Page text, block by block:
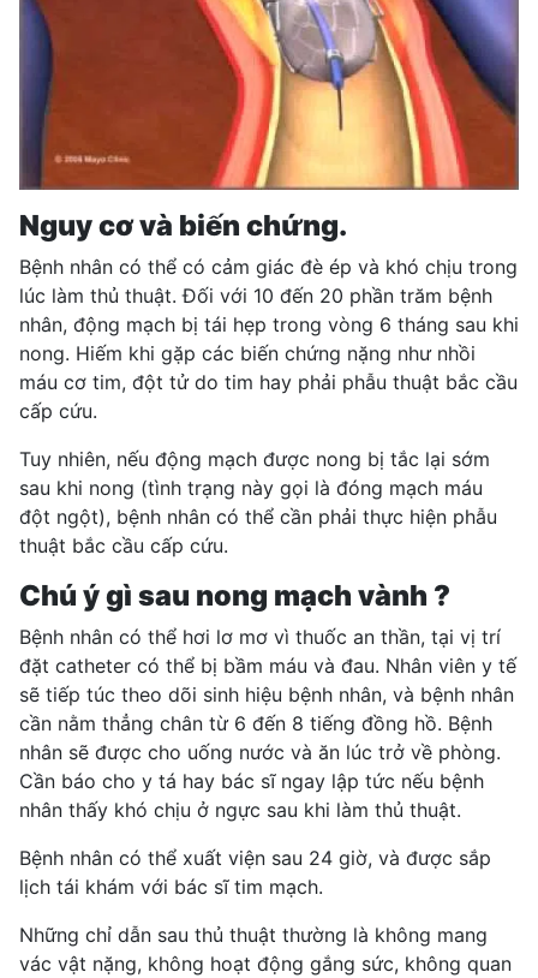
Nguy cơ và biến chứng.
Bệnh nhân có thể có cảm giác đè ép và khó chịu trong
lúc làm thủ thuật. Đối với 10 đến 20 phần trăm bệnh
nhân, động mạch bị tái hẹp trong vòng 6 tháng sau khi
nong. Hiếm khi gặp các biến chứng nặng như nhồi
máu cơ tim, đột tử do tim hay phải phẫu thuật bắc cầu
cấp cứu.
Tuy nhiên, nếu động mạch được nong bị tắc lại sớm
sau khi nong (tình trạng này gọi là đóng mạch máu
đột ngột), bệnh nhân có thể cần phải thực hiện phẫu
thuật bắc cầu cấp cứu.
Chú ý gì sau nong mạch vành ?
Bệnh nhân có thể hơi lơ mơ vì thuốc an thần, tại vị trí
đặt catheter có thể bị bầm máu và đau. Nhân viên y tế
sẽ tiếp túc theo dõi sinh hiệu bệnh nhân, và bệnh nhân
cần nằm thẳng chân từ 6 đến 8 tiếng đồng hồ. Bệnh
nhân sẽ được cho uống nước và ăn lúc trở về phòng.
Cần báo cho y tá hay bác sĩ ngay lập tức nếu bệnh
nhân thấy khó chịu ở ngực sau khi làm thủ thuật.
Bệnh nhân có thể xuất viện sau 24 giờ, và được sắp
lịch tái khám với bác sĩ tim mạch.
Những chỉ dẫn sau thủ thuật thường là không mang
vác vật nặng, không hoạt động gắng sức, không quan